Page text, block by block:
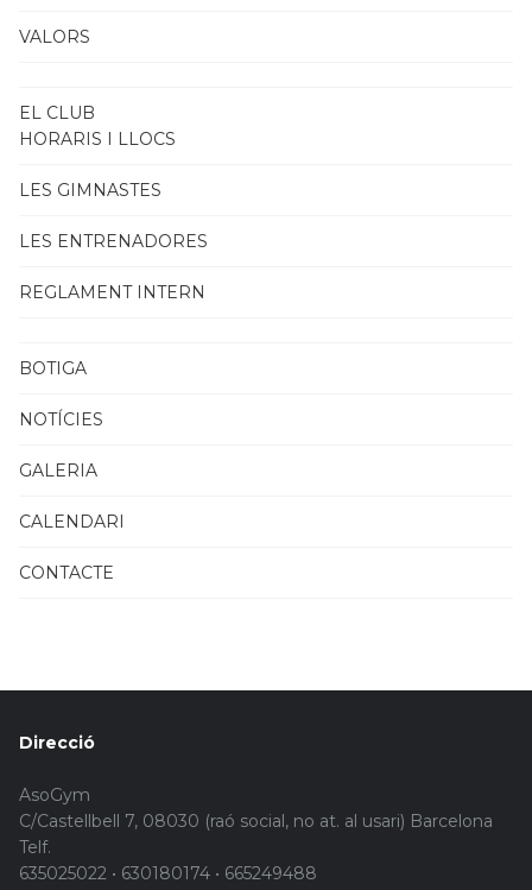
VALORS
EL CLUB
HORARIS I LLOCS
LES GIMNASTES
LES ENTRENADORES
REGLAMENT INTERN
BOTIGA
NOTÍCIES
GALERIA
CALENDARI
CONTACTE
Direcció
AsoGym
C/Castellbell 7, 08030 (raó social, no at. al usari) Barcelona
Telf.
635025022 • 630180174 • 665249488